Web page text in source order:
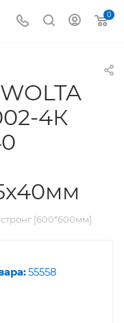
0
4К
[600*600мм]
55558